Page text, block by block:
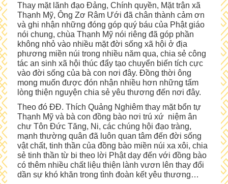
Thay mặt lãnh đạo Đảng, Chính quyền, Mặt trận xã
Thạnh Mỹ, Ông Zơ Râm Ưới đã chân thành cảm ơn
và ghi nhận những đóng góp quý báu của Phật giáo
nói chung, chùa Thạnh Mỹ nói riêng đã góp phần
không nhỏ vào nhiều mặt đời sống xã hội ở địa
phương miền núi trong nhiều năm qua, chia sẻ công
tác an sinh xã hội thúc đẩy tạo chuyển biến tích cực
vào đời sống của bà con nơi đây. Đồng thời ông
mong muốn được đón nhận nhiều hơn những tấm
lòng thiện nguyện chia sẻ yêu thương đến nơi đây.
Theo đó ĐĐ. Thích Quảng Nghiêm thay mặt bổn tự
Thạnh Mỹ và bà con đồng bào nơi trú xứ niệm ân
chư Tôn Đức Tăng, Ni, các chúng hội đạo tràng,
mạnh thường quân đã luôn quan tâm đến đời sống
vật chất, tinh thần của đồng bào miền núi xa xôi, chia
sẻ tinh thần từ bi theo lời Phật dạy đến với đồng bào
có thêm nhiều chất liệu thiện lành vươn lên thay đổi
dần sự khó khăn trong tình đoàn kết yêu thương…